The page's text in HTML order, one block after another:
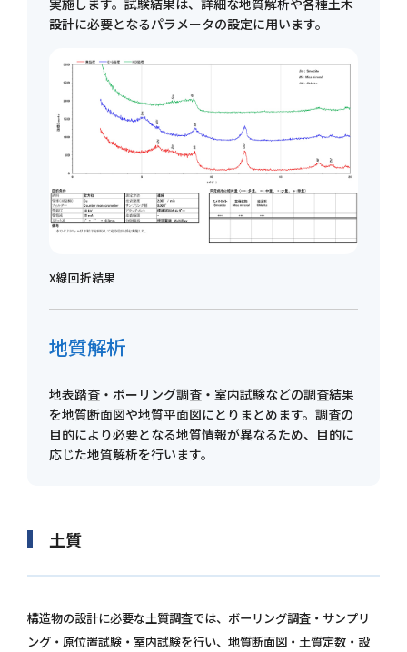
実施します。試験結果は、詳細な地質解析や各種土木
設計に必要となるパラメータの設定に用います。
X線回折結果
地質解析
地表踏査・ボーリング調査・室内試験などの調査結果
を地質断面図や地質平面図にとりまとめます。調査の
目的により必要となる地質情報が異なるため、目的に
応じた地質解析を行います。
土質
構造物の設計に必要な土質調査では、ボーリング調査・サンプリ
ング・原位置試験・室内試験を行い、地質断面図・土質定数・設